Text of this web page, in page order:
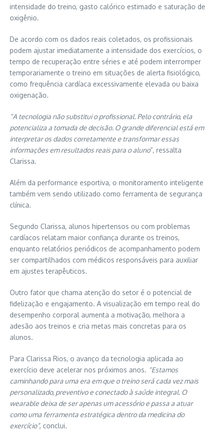
intensidade do treino, gasto calórico estimado e saturação de
oxigênio.
De acordo com os dados reais coletados, os profissionais
podem ajustar imediatamente a intensidade dos exercícios, o
tempo de recuperação entre séries e até podem interromper
temporariamente o treino em situações de alerta fisiológico,
como frequência cardíaca excessivamente elevada ou baixa
oxigenação.
“A tecnologia não substitui o profissional. Pelo contrário, ela
potencializa a tomada de decisão. O grande diferencial está em
interpretar os dados corretamente e transformar essas
informações em resultados reais para o aluno”, ressalta
Clarissa.
Além da performance esportiva, o monitoramento inteligente
também vem sendo utilizado como ferramenta de segurança
clínica.
Segundo Clarissa, alunos hipertensos ou com problemas
cardíacos relatam maior confiança durante os treinos,
enquanto relatórios periódicos de acompanhamento podem
ser compartilhados com médicos responsáveis para auxiliar
em ajustes terapêuticos.
Outro fator que chama atenção do setor é o potencial de
fidelização e engajamento. A visualização em tempo real do
desempenho corporal aumenta a motivação, melhora a
adesão aos treinos e cria metas mais concretas para os
alunos.
Para Clarissa Rios, o avanço da tecnologia aplicada ao
exercício deve acelerar nos próximos anos. “Estamos
caminhando para uma era em que o treino será cada vez mais
personalizado, preventivo e conectado à saúde integral. O
wearable deixa de ser apenas um acessório e passa a atuar
como uma ferramenta estratégica dentro da medicina do
exercício”, conclui.